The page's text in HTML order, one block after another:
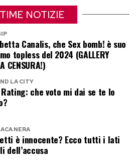
molto le mie
Non mi prese».
arma per affrontare
al Corriere della Sera,
come l’ironia sia diventata
le difficoltà.
il conflitto, quando arriva
spiega. Un atteggiamento
NOTIZIE
Canalis, che Sex bomb! è suo
topless del 2024 (GALLERY
CENSURA!)
LA CITY
che voto mi dai se te lo
NERA
è innocente? Ecco tutti i lati
dell’accusa